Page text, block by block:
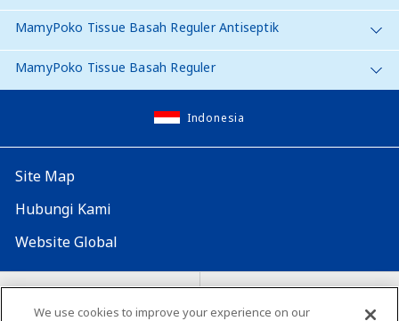
MamyPoko Tissue Basah Reguler Antiseptik
MamyPoko Tissue Basah Reguler
Indonesia
Site Map
Hubungi Kami
Website Global
Map Situs Lokasi seluruh dunia
We use cookies to improve your experience on our